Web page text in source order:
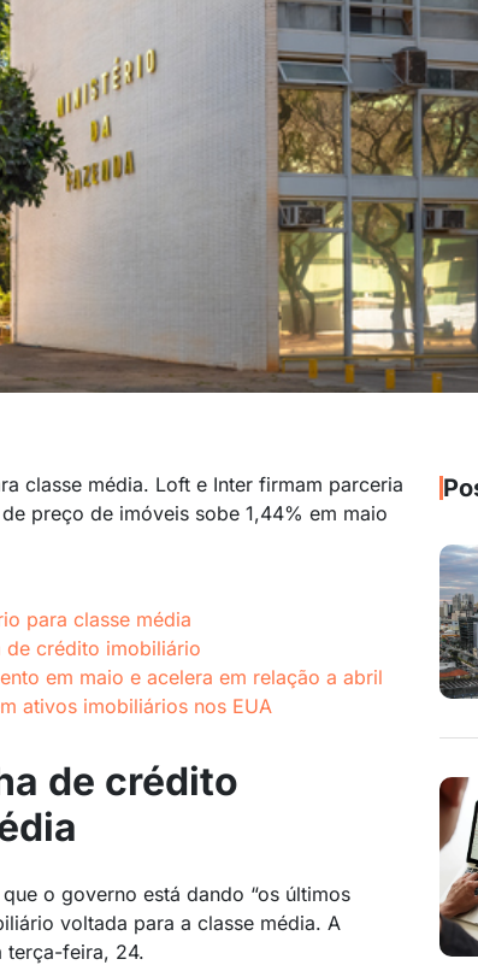
classe média. Loft e Inter firmam parceria
preço de imóveis sobe 1,44% em maio
para classe média
de crédito imobiliário
em maio e acelera em relação a abril
ativos imobiliários nos EUA
de crédito
o governo está dando “os últimos
voltada para a classe média. A
terça-feira, 24.